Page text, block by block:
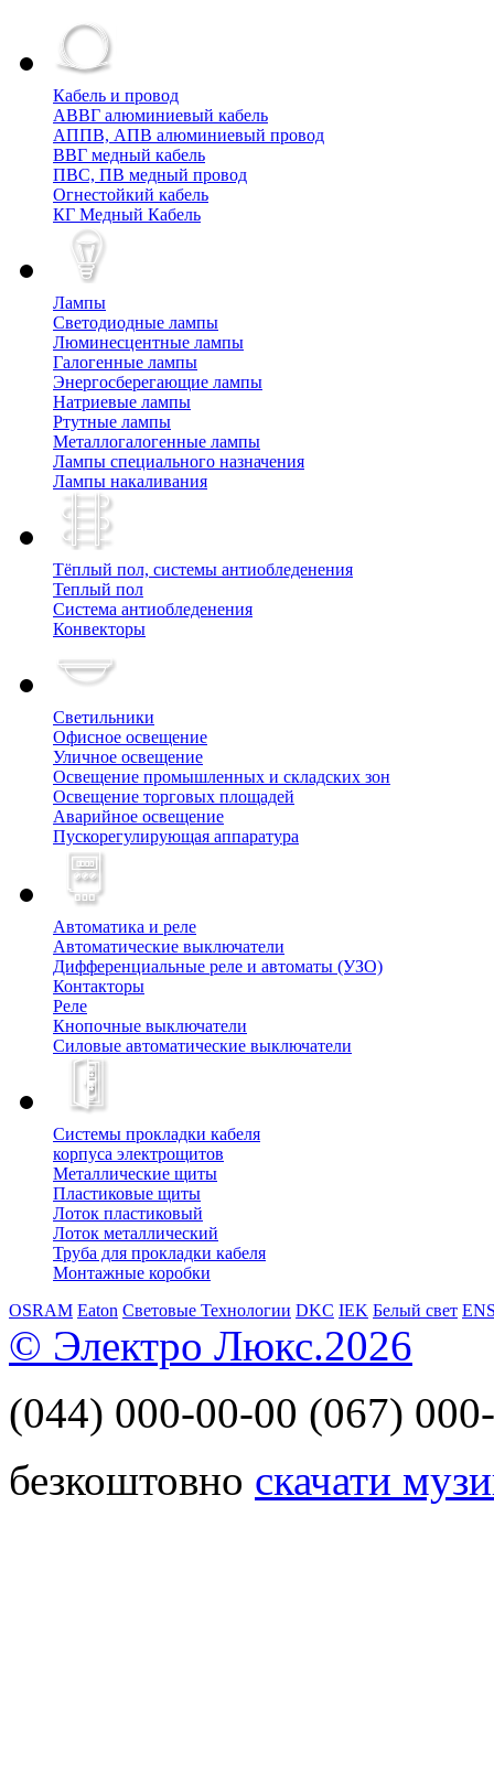
Кабель и провод
АВВГ алюминиевый кабель
АППВ, АПВ алюминиевый провод
ВВГ медный кабель
ПВС, ПВ медный провод
Огнестойкий кабель
КГ Медный Кабель
Лампы
Cветодиодные лампы
Люминесцентные лампы
Галогенные лампы
Энергосберегающие лампы
Натриевые лампы
Ртутные лампы
Металлогалогенные лампы
Лампы специального назначения
Лампы накаливания
Тёплый пол, cистемы антиобледенения
Теплый пол
Система антиобледенения
Конвекторы
Светильники
Офисное освещение
Уличное освещение
Освещение промышленных и складских зон
Освещение торговых площадей
Аварийное освещение
Пускорегулирующая аппаратура
Автоматика и реле
Автоматические выключатели
Дифференциальные реле и автоматы (УЗО)
Контакторы
Реле
Кнопочные выключатели
Силовые автоматические выключатели
Системы прокладки кабеля
корпуса электрощитов
Металлические щиты
Пластиковые щиты
Лоток пластиковый
Лоток металлический
Труба для прокладки кабеля
Монтажные коробки
OSRAM Eaton Световые Технологии DKC IEK Белый свет
© Электро Люкс.2026
(044) 000-00-00 (067)
безкоштовно скачати